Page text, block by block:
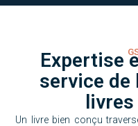
Expertise
service de
livres
Un livre bien conçu